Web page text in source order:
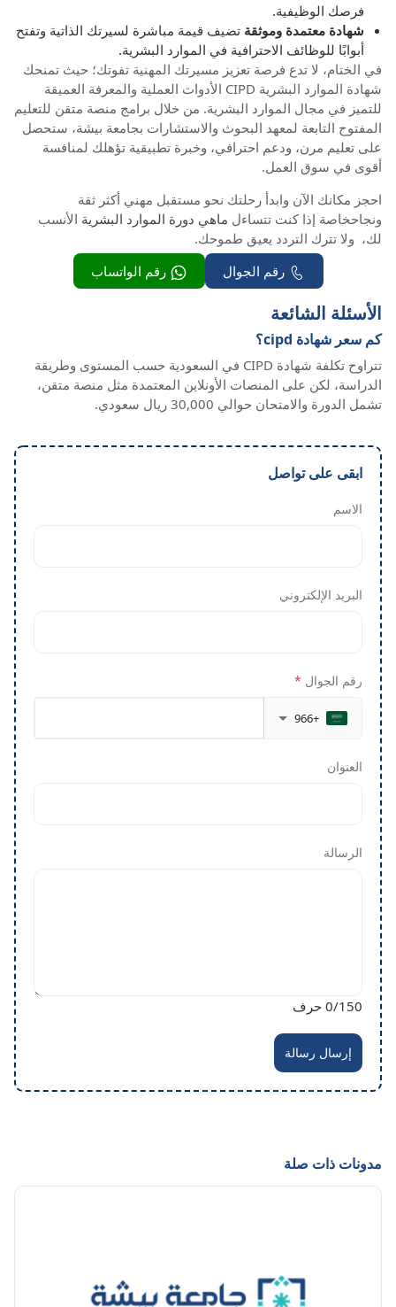
فرصك الوظيفية.
شهادة معتمدة وموثقة تضيف قيمة مباشرة لسيرتك الذاتية وتفتح
أبوابًا للوظائف الاحترافية في الموارد البشرية.
في الختام، لا تدع فرصة تعزيز مسيرتك المهنية تفوتك؛ حيث تمنحك
شهادة الموارد البشرية CIPD الأدوات العملية والمعرفة العميقة
للتميز في مجال الموارد البشرية. من خلال برامج منصة متقن للتعليم
المفتوح التابعة لمعهد البحوث والاستشارات بجامعة بيشة، ستحصل
على تعليم مرن، ودعم احترافي، وخبرة تطبيقية تؤهلك لمنافسة
أقوى في سوق العمل.
احجز مكانك الآن وابدأ رحلتك نحو مستقبل مهني أكثر ثقة
ونجاحخاصة إذا كنت تتساءل ماهي دورة الموارد البشرية الأنسب
لك، ولا تترك التردد يعيق طموحك.
رقم الجوال
رقم الواتساب
الأسئلة الشائعة
كم سعر شهادة cipd؟
تتراوح تكلفة شهادة CIPD في السعودية حسب المستوى وطريقة
الدراسة، لكن على المنصات الأونلاين المعتمدة مثل منصة متقن،
تشمل الدورة والامتحان حوالي 30,000 ريال سعودي.
ابقى على تواصل
الاسم
البريد الإلكتروني
رقم الجوال *
+966
العنوان
الرسالة
0/150 حرف
إرسال رسالة
مدونات ذات صلة